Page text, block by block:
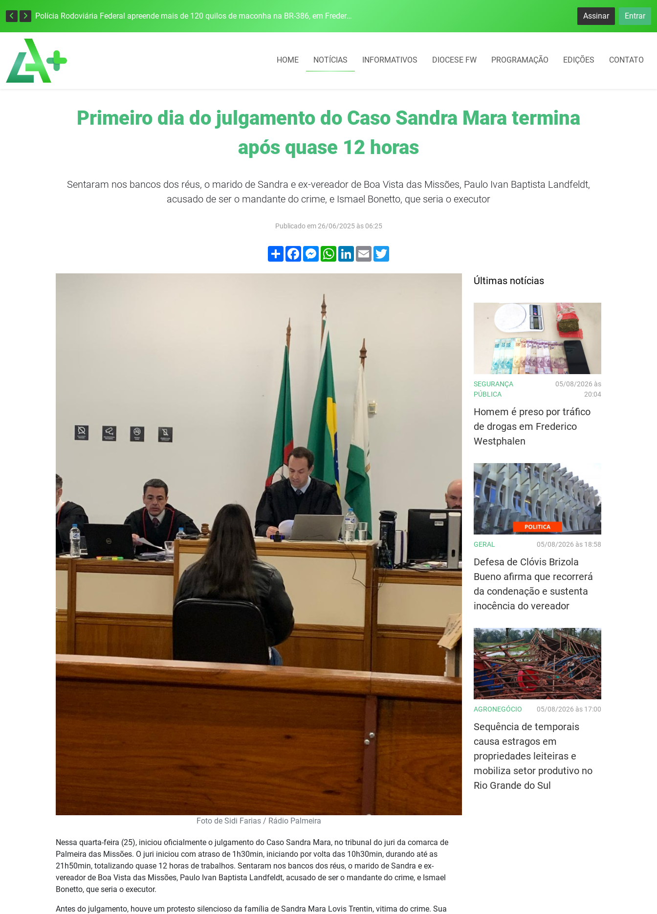
Polícia Rodoviária Federal apreende mais de 120 quilos de maconha na BR-386, em Frederico Westphalen Assinar Entrar
HOME NOTÍCIAS INFORMATIVOS DIOCESE FW PROGRAMAÇÃO EDIÇÕES CONTATO
Primeiro dia do julgamento do Caso Sandra Mara termina
após quase 12 horas
Sentaram nos bancos dos réus, o marido de Sandra e ex-vereador de Boa Vista das Missões, Paulo Ivan Baptista Landfeldt,
acusado de ser o mandante do crime, e Ismael Bonetto, que seria o executor
Publicado em 26/06/2025 às 06:25
Compartilhar
FacebookMessenger
WhatsApp
LinkedIn
Email
Foto de Sidi Farias / Rádio Palmeira
Nessa quarta-feira (25), iniciou oficialmente o julgamento do Caso Sandra Mara, no tribunal do juri da comarca de
Palmeira das Missões. O juri iniciou com atraso de 1h30min, iniciando por volta das 10h30min, durando até as
21h50min, totalizando quase 12 horas de trabalhos. Sentaram nos bancos dos réus, o marido de Sandra e ex-
vereador de Boa Vista das Missões, Paulo Ivan Baptista Landfeldt, acusado de ser o mandante do crime, e Ismael
Bonetto, que seria o executor.
Antes do julgamento, houve um protesto silencioso da família de Sandra Mara Lovis Trentin, vitima do crime. Sua
Últimas notícias
SEGURANÇA
PÚBLICA
05/08/2026 às
20:04
Homem é preso por tráfico
de drogas em Frederico
Westphalen
GERAL 05/08/2026 às 18:58
Defesa de Clóvis Brizola
Bueno afirma que recorrerá
da condenação e sustenta
inocência do vereador
AGRONEGÓCIO 05/08/2026 às 17:00
Sequência de temporais
causa estragos em
propriedades leiteiras e
mobiliza setor produtivo no
Rio Grande do Sul